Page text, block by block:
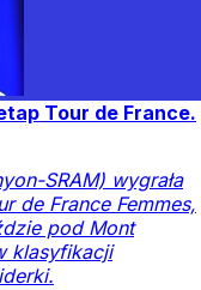
Tour de France.
SRAM) wygrała
de France Femmes,
pod Mont
klasyfikacji